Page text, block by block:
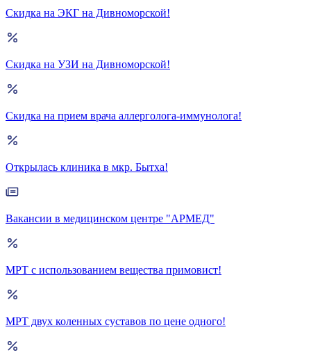
Скидка на ЭКГ на Дивноморской!
Скидка на УЗИ на Дивноморской!
Скидка на прием врача аллерголога-иммунолога!
Открылась клиника в мкр. Бытха!
Вакансии в медицинском центре "АРМЕД"
МРТ с использованием вещества примовист!
МРТ двух коленных суставов по цене одного!